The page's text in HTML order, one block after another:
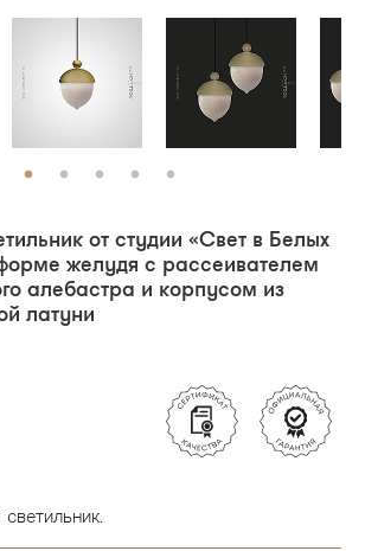
от студии «Свет в Белых
желудя с рассеивателем
алебастра и корпусом из
латуни